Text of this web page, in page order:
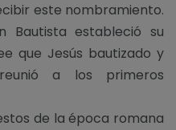
este nombramiento.
Bautista estableció su
que Jesús bautizado y
a los primeros
de la época romana